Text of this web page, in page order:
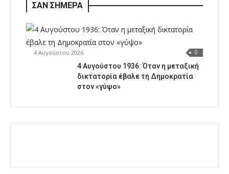
ΣΑΝ ΣΗΜΕΡΑ
4 Αυγούστου 2026 0
4 Αυγούστου 1936: Όταν η μεταξική
δικτατορία έβαλε τη Δημοκρατία
στον «γύψο»